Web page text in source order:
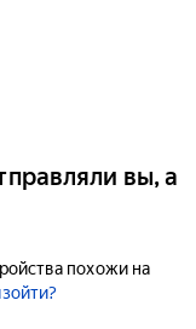
вы, а
похожи на